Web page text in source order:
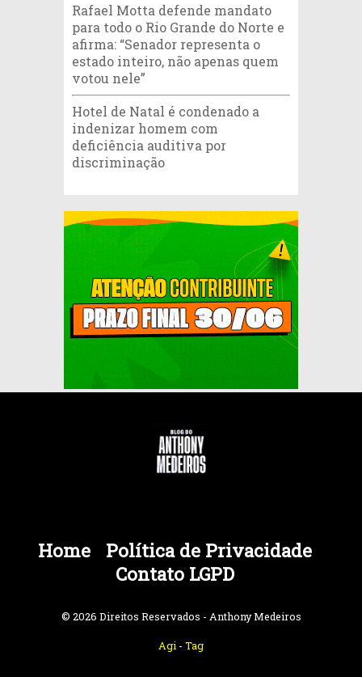
Rafael Motta defende mandato
para todo o Rio Grande do Norte e
afirma: “Senador representa o
estado inteiro, não apenas quem
votou nele”
Hotel de Natal é condenado a
indenizar homem com
deficiência auditiva por
discriminação
Home
Política de Privacidade
Contato LGPD
© 2026 Direitos Reservados - Anthony Medeiros
Agi - Tag